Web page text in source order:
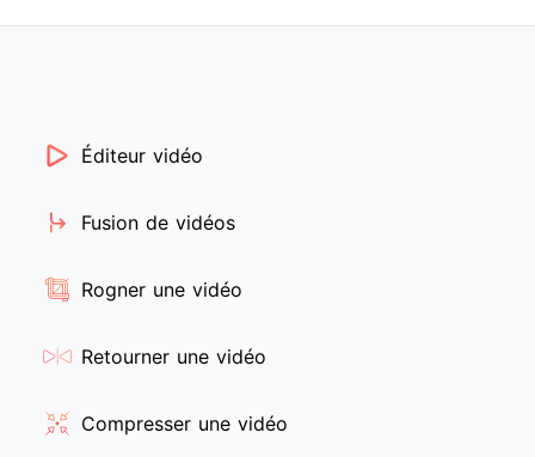
Éditeur vidéo
Fusion de vidéos
Rogner une vidéo
Retourner une vidéo
Compresser une vidéo